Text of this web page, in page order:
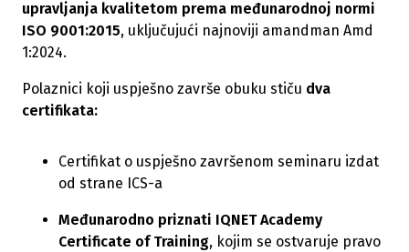
upravljanja kvalitetom prema međunarodnoj normi
ISO 9001:2015, uključujući najnoviji amandman Amd
1:2024.
Polaznici koji uspješno završe obuku stiču dva
certifikata:
Certifikat o uspješno završenom seminaru izdat
od strane ICS-a
Međunarodno priznati IQNET Academy
Certificate of Training, kojim se ostvaruje pravo